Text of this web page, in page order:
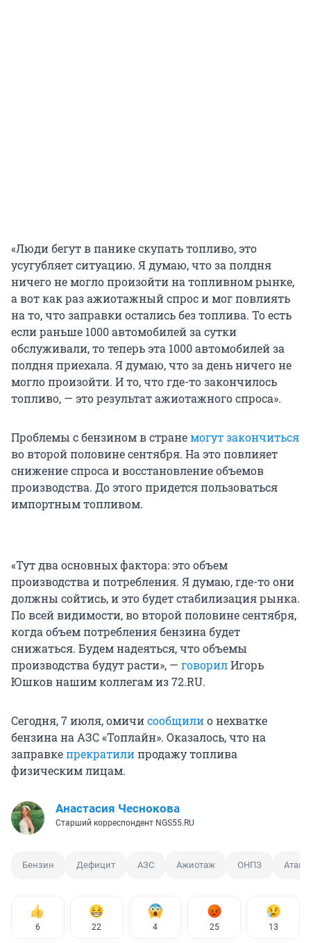
«Люди бегут в панике скупать топливо, это
усугубляет ситуацию. Я думаю, что за полдня
ничего не могло произойти на топливном рынке,
а вот как раз ажиотажный спрос и мог повлиять
на то, что заправки остались без топлива. То есть
если раньше 1000 автомобилей за сутки
обслуживали, то теперь эта 1000 автомобилей за
полдня приехала. Я думаю, что за день ничего не
могло произойти. И то, что где-то закончилось
топливо, — это результат ажиотажного спроса».
Проблемы с бензином в странемогут закончиться
во второй половине сентября. На это повлияет
снижение спроса и восстановление объемов
производства. До этого придется пользоваться
импортным топливом.
«Тут два основных фактора: это объем
производства и потребления. Я думаю, где-то они
должны сойтись, и это будет стабилизация рынка.
По всей видимости, во второй половине сентября,
когда объем потребления бензина будет
снижаться. Будем надеяться, что объемы
производства будут расти», — говорилИгорь
Юшков нашим коллегам из 72.RU.
Сегодня, 7 июля, омичисообщилио нехватке
бензина на АЗС «Топлайн». Оказалось, что на
заправкепрекратилипродажу топлива
физическим лицам.
Анастасия Чеснокова
Старший корреспондент NGS55.RU
Бензин Дефицит АЗС Ажиотаж ОНПЗ Атака
6 22 4 25 13